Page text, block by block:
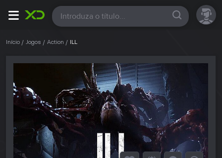
Todas
Início Jogos Action ILL